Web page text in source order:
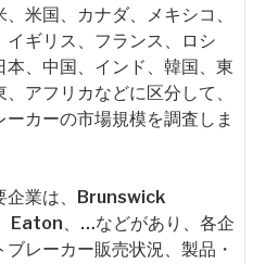
米国、カナダ、メキシコ、
イギリス、フランス、ロシ
本、中国、インド、韓国、東
アフリカなどに区分して、
カーの市場規模を調査しま
企業は、Brunswick
、…などがあり、各企
レーカー販売状況、製品・